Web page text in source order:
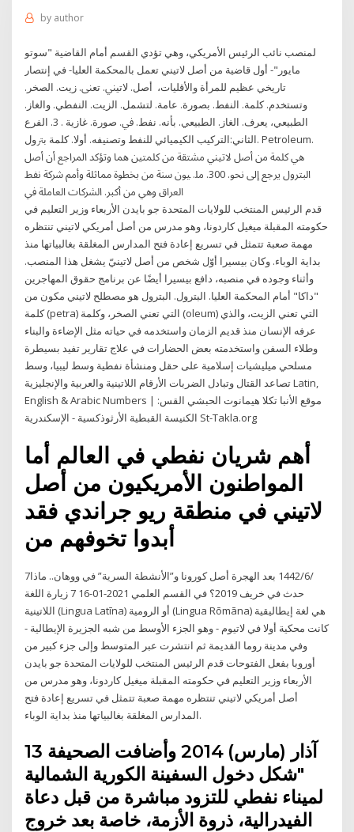
by author
لمنصب نائب الرئيس الأمريكي، وهي تؤدي القسم أمام القاضية "سوتو
مايور"- أول قاضية من أصل لاتيني تعمل بالمحكمة العليا- في إنتصار
تاريخي عظيم للمرأة والأقليات، أﺻﻞ. ﻻﺗﻴﲏ. ﺗﻌﲎ. زﻳﺖ. اﻟﺼﺨﺮ.
وﺗﺴﺘﺨﺪم. ﻛﻠﻤﺔ. اﻟﻨﻔﻂ. ﺑﺼﻮرة. ﻋﺎﻣﺔ. ﻟﺘﺸﻤﻞ. اﻟﺰﻳﺖ. اﻟﻨﻔﻄﻲ. واﻟﻐﺎز.
اﻟﻄﺒﻴﻌﻲ، ﻳﻌﺮف. اﻟﻐﺎز. اﻟﻄﺒﻴﻌﻲ. ﺑﺄﻧﻪ. ﻧﻔﻂ. ﰲ. ﺻﻮرة. ﻏﺎزﻳﺔ . 3. اﻟﻔﺮع
اﻟﺜﺎﻧﻲ:اﻟﺘﺮﻛﻴﺐ اﻟﻜﻴﻤﻴﺎﺋﻲ ﻟﻠﻨﻔﻂ وﺗﺼﻨﻴﻔﻪ. أوﻻ. ﻛﻠﻤﺔ ﺑﱰول. Petroleum.
ﻫﻲ ﻛﻠﻤﺔ ﻣﻦ أﺻﻞ ﻻﺗﻴﲏ ﻣﺸﺘﻘﺔ ﻣﻦ ﻛﻠﻤﺘﲔ ﳘﺎ وﺗﺆﻛﺪ اﳌﺮاﺟﻊ أن أﺻﻞ
اﻟﺒﱰول ﻳﺮﺟﻊ إﱃ ﳓﻮ. 300. ﻣﻠ. ﻴﻮن ﺳﻨﺔ ﻣﻦ ﲞﻄﻮة ﳑﺎﺛﻠﺔ وأﻣﻢ ﺷﺮﻛﺔ ﻧﻔﻂ
قدم الرئيس المنتخب للولايات المتحدة جو بايدن الأربعاء وزير التعليم في
حكومته المقبلة ميغيل كاردونا، وهو مدرس من أصل أمريكي لاتيني تنتظره
مهمة صعبة تتمثل في تسريع إعادة فتح المدارس المغلقة بغالبياتها منذ
بداية الوباء. وكان بيسيرا أوّل شخص من أصل لاتينيّ يشغل هذا المنصب.
وأثناء وجوده في منصبه، دافع بيسيرا أيضًا عن برنامج حقوق المهاجرين
"داكا" أمام المحكمة العليا. البترول. البترول هو مصطلح لاتيني مكون من
كلمة (petra) التي تعني الصخر، وكلمة (oleum) التي تعني الزيت، والذي
عرفه الإنسان منذ قديم الزمان واستخدمه في حياته مثل الإضاءة والبناء
وطلاء السفن واستخدمته بعض الحضارات في علاج تقارير تفيد بسيطرة
مسلحي ميليشيات إسلامية على حقل ومنشأة نفطية وسط ليبيا، وسط
تصاعد القتال وتبادل الضربات الأرقام اللاتينية والعربية والإنجليزية Latin,
English & Arabic Numbers | موقع الأنبا تكلا هيمانوت الحبشي القس:
الكنيسة القبطية الأرثوذكسية - الإسكندرية St-Takla.org
أهم شريان نفطي في العالم أما
المواطنون الأمريكيون من أصل
لاتيني في منطقة ريو جراندي فقد
أبدوا تخوفهم من
7‏‏/6‏‏/1442 بعد الهجرة أصل كورونا و”الأنشطة السرية” في ووهان.. ماذا
حدث في خريف 2019؟ في القسم العلمي 2021-01-16 7 زيارة اللغة
اللاتينية (Lingua Latīna) أو الرومية (Lingua Rōmāna) هي لغة إيطاليقية
كانت محكية أولا في لاتيوم - وهو الجزء الأوسط من شبه الجزيرة الإيطالية -
وفي مدينة روما القديمة ثم انتشرت عبر المتوسط وإلى جزء كبير من
أوروبا بفعل الفتوحات قدم الرئيس المنتخب للولايات المتحدة جو بايدن
الأربعاء وزير التعليم في حكومته المقبلة ميغيل كاردونا، وهو مدرس من
أصل أمريكي لاتيني تنتظره مهمة صعبة تتمثل في تسريع إعادة فتح
المدارس المغلقة بغالبياتها منذ بداية الوباء.
13 آذار (مارس) 2014 وأضافت الصحيفة
"شكل دخول السفينة الكورية الشمالية
لميناء نفطي للتزود مباشرة من قبل دعاة
الفيدرالية، ذروة الأزمة، خاصة بعد خروج